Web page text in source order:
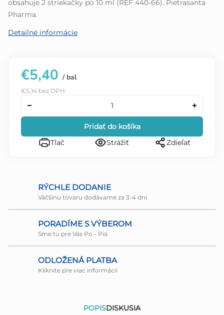
obsahuje 2 striekačky po 10 ml (REF 440-66). Pietrasanta
Pharma.
Detailné informácie
€5,40 / bal
€5,14 bez DPH
Pridať do košíka
Tlač
Strážiť Zdieľať
RÝCHLE DODANIE
Väčšinu tovaru dodávame za 3-4 dni
PORADÍME S VÝBEROM
Sme tu pre Vás Po - Pia
ODLOŽENÁ PLATBA
Kliknite pre viac informácií
POPISDISKUSIA